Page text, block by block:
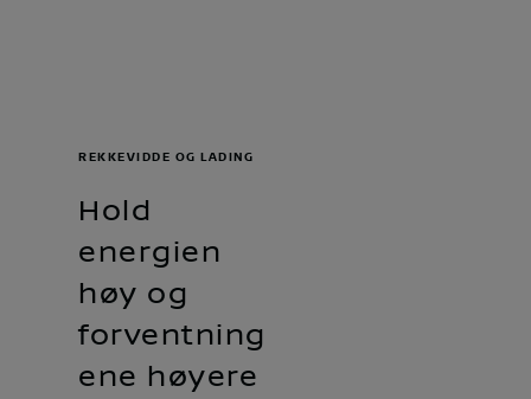
Hold
energien
høy og
forventning
ene høyere
REKKEVIDDE OG LADING